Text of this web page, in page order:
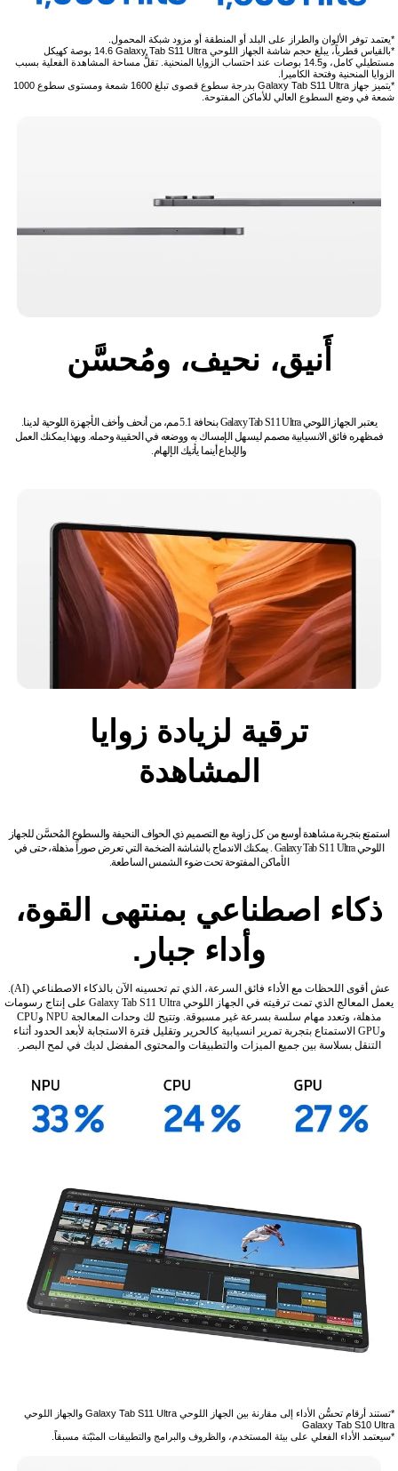
*يعتمد توفر الألوان والطراز على البلد أو المنطقة أو مزود شبكة المحمول.
*بالقياس قطرياً، يبلغ حجم شاشة الجهاز اللوحي Galaxy Tab S11 Ultra ‏14.6 بوصة كهيكل
مستطيلي كامل، و14.5 بوصات عند احتساب الزوايا المنحنية. تقلُّ مساحة المشاهدة الفعلية بسبب
الزوايا المنحنية وفتحة الكاميرا.
*يتميز جهاز Galaxy Tab S11 Ultra بدرجة سطوع قصوى تبلغ 1600 شمعة ومستوى سطوع 1000
شمعة في وضع السطوع العالي للأماكن المفتوحة.
أَنيق، نحيف، ومُحسَّن
يعتبر الجهاز اللوحي Galaxy Tab S11 Ultra بنحافة 5.1 مم، من أنحف وأخف الأجهزة اللوحية لدينا.
فمظهره فائق الانسيابية مصمم ليسهل الإمساك به ووضعه في الحقيبة وحمله. وبهذا يمكنك العمل
والإبداع أينما يأتيك الإلهام.
ترقية لزيادة زوايا
المشاهدة
استمتع بتجربة مشاهدة أوسع من كل زاوية مع التصميم ذي الحواف النحيفة والسطوع المُحسَّن للجهاز
اللوحي Galaxy Tab S11 Ultra . يمكنك الاندماج بالشاشة الضخمة التي تعرض صوراً مذهلة، حتى في
الأماكن المفتوحة تحت ضوء الشمس الساطعة.
ذكاء اصطناعي بمنتهى القوة،
وأداء جبار.
عش أقوى اللحظات مع الأداء فائق السرعة، الذي تم تحسينه الآن بالذكاء الاصطناعي (AI).
يعمل المعالج الذي تمت ترقيته في الجهاز اللوحي Galaxy Tab S11 Ultra على إنتاج رسومات
مذهلة، وتعدد مهام سلسة بسرعة غير مسبوقة. وتتيح لك وحدات المعالجة NPU وCPU
وGPU الاستمتاع بتجربة تمرير انسيابية كالحرير وتقليل فترة الاستجابة لأبعد الحدود أثناء
التنقل بسلاسة بين جميع الميزات والتطبيقات والمحتوى المفضل لديك في لمح البصر.
*تستند أرقام تحسُّن الأداء إلى مقارنة بين الجهاز اللوحي Galaxy Tab S11 Ultra والجهاز اللوحي
Galaxy Tab S10 Ultra
*سيعتمد الأداء الفعلي على بيئة المستخدم، والظروف والبرامج والتطبيقات المثبّتة مسبقاً.